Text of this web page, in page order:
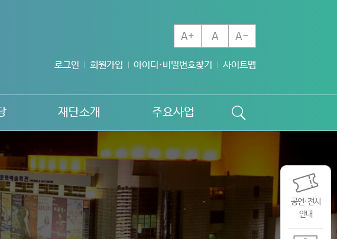
A+ A A-
로그인 회원가입 아이디·비밀번호찾기 사이트맵
재단소개 주요사업
공연·전시
안내